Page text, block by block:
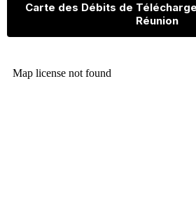
Carte des Débits de
Réunion